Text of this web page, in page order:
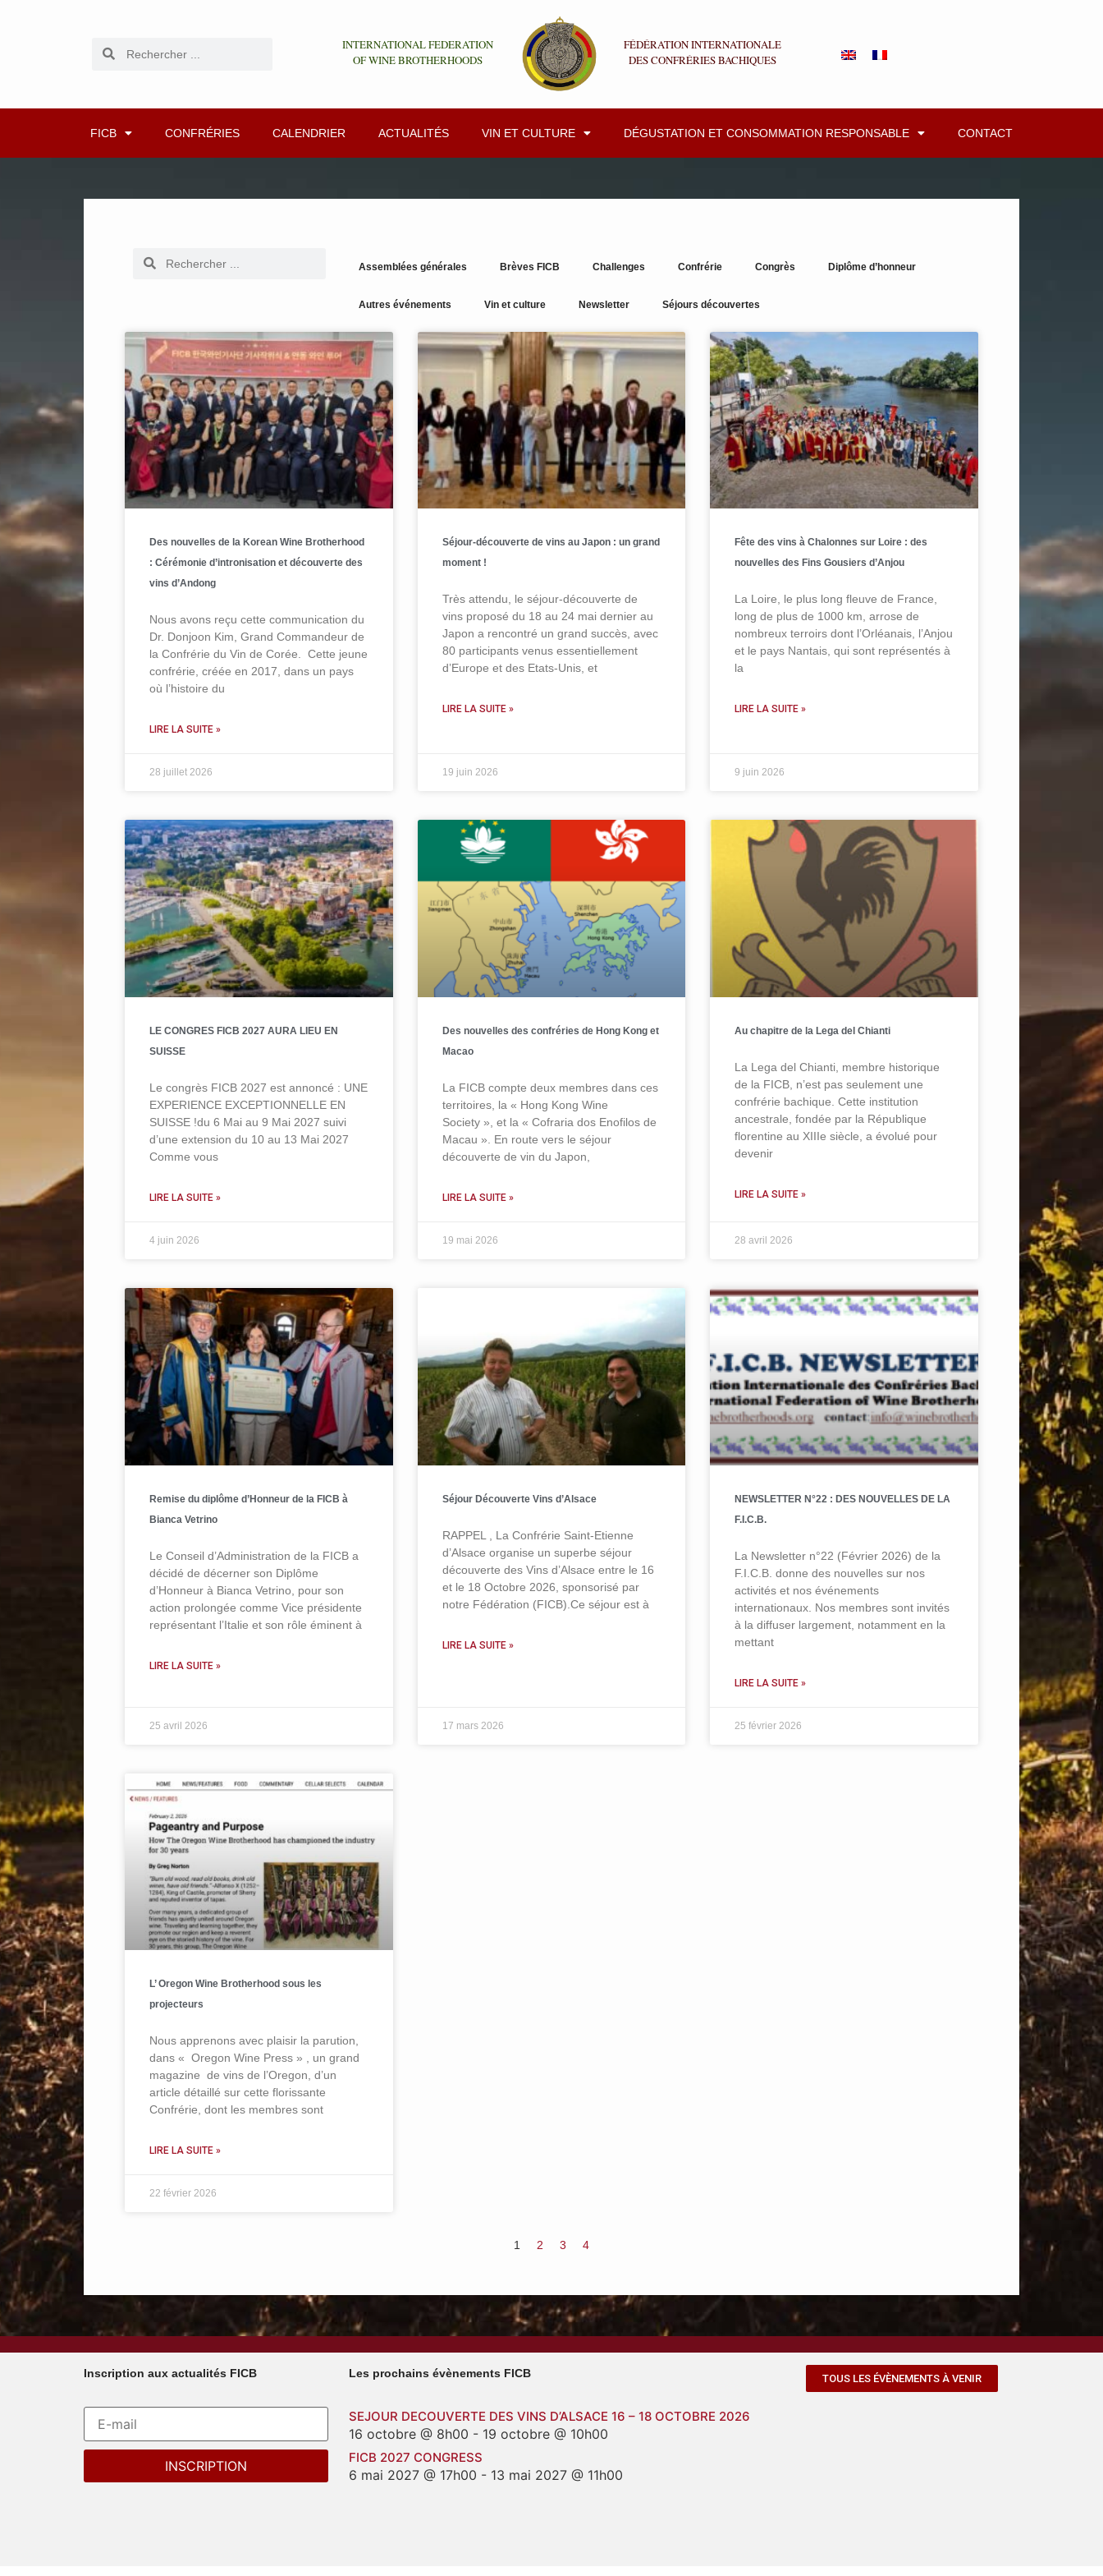
INTERNATIONAL FEDERATION
OF WINE BROTHERHOODS
FÉDÉRATION INTERNATIONALE
DES CONFRÉRIES BACHIQUES
FICB CONFRÉRIES CALENDRIER ACTUALITÉS VIN ET CULTURE DÉGUSTATION ET CONSOMMATION RESPONSABLE CONTACT
Assemblées générales Brèves FICB Challenges Confrérie Congrès Diplôme d’honneur
Autres événements Vin et culture Newsletter Séjours découvertes
Des nouvelles de la Korean Wine Brotherhood
: Cérémonie d’intronisation et découverte des
vins d’Andong
Nous avons reçu cette communication du
Dr. Donjoon Kim, Grand Commandeur de
la Confrérie du Vin de Corée. Cette jeune
confrérie, créée en 2017, dans un pays
où l’histoire du
LIRE LA SUITE »
28 juillet 2026
Séjour-découverte de vins au Japon : un grand
moment !
Très attendu, le séjour-découverte de
vins proposé du 18 au 24 mai dernier au
Japon a rencontré un grand succès, avec
80 participants venus essentiellement
d’Europe et des Etats-Unis, et
LIRE LA SUITE »
19 juin 2026
Fête des vins à Chalonnes sur Loire : des
nouvelles des Fins Gousiers d’Anjou
La Loire, le plus long fleuve de France,
long de plus de 1000 km, arrose de
nombreux terroirs dont l’Orléanais, l’Anjou
et le pays Nantais, qui sont représentés à
la
LIRE LA SUITE »
9 juin 2026
LE CONGRES FICB 2027 AURA LIEU EN
SUISSE
Le congrès FICB 2027 est annoncé : UNE
EXPERIENCE EXCEPTIONNELLE EN
SUISSE !du 6 Mai au 9 Mai 2027 suivi
d’une extension du 10 au 13 Mai 2027
Comme vous
LIRE LA SUITE »
4 juin 2026
Des nouvelles des confréries de Hong Kong et
Macao
La FICB compte deux membres dans ces
territoires, la « Hong Kong Wine
Society », et la « Cofraria dos Enofilos de
Macau ». En route vers le séjour
découverte de vin du Japon,
LIRE LA SUITE »
19 mai 2026
Au chapitre de la Lega del Chianti
La Lega del Chianti, membre historique
de la FICB, n’est pas seulement une
confrérie bachique. Cette institution
ancestrale, fondée par la République
florentine au XIIIe siècle, a évolué pour
devenir
LIRE LA SUITE »
28 avril 2026
Remise du diplôme d’Honneur de la FICB à
Bianca Vetrino
Le Conseil d’Administration de la FICB a
décidé de décerner son Diplôme
d’Honneur à Bianca Vetrino, pour son
action prolongée comme Vice présidente
représentant l’Italie et son rôle éminent à
LIRE LA SUITE »
25 avril 2026
Séjour Découverte Vins d’Alsace
RAPPEL , La Confrérie Saint-Etienne
d’Alsace organise un superbe séjour
découverte des Vins d’Alsace entre le 16
et le 18 Octobre 2026, sponsorisé par
notre Fédération (FICB).Ce séjour est à
LIRE LA SUITE »
17 mars 2026
NEWSLETTER N°22 : DES NOUVELLES DE LA
F.I.C.B.
La Newsletter n°22 (Février 2026) de la
F.I.C.B. donne des nouvelles sur nos
activités et nos événements
internationaux. Nos membres sont invités
à la diffuser largement, notamment en la
mettant
LIRE LA SUITE »
25 février 2026
L’ Oregon Wine Brotherhood sous les
projecteurs
Nous apprenons avec plaisir la parution,
dans « Oregon Wine Press » , un grand
magazine de vins de l’Oregon, d’un
article détaillé sur cette florissante
Confrérie, dont les membres sont
LIRE LA SUITE »
22 février 2026
1 2 3 4
Inscription aux actualités FICB Les prochains évènements FICB TOUS LES ÉVÈNEMENTS À VENIR
SEJOUR DECOUVERTE DES VINS D’ALSACE 16 – 18 OCTOBRE 2026
16 octobre @ 8h00 - 19 octobre @ 10h00
FICB 2027 CONGRESS
6 mai 2027 @ 17h00 - 13 mai 2027 @ 11h00